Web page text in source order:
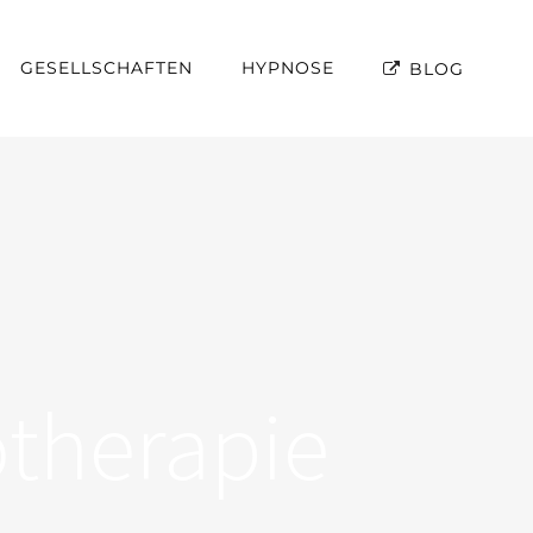
GESELLSCHAFTEN HYPNOSE BLOG